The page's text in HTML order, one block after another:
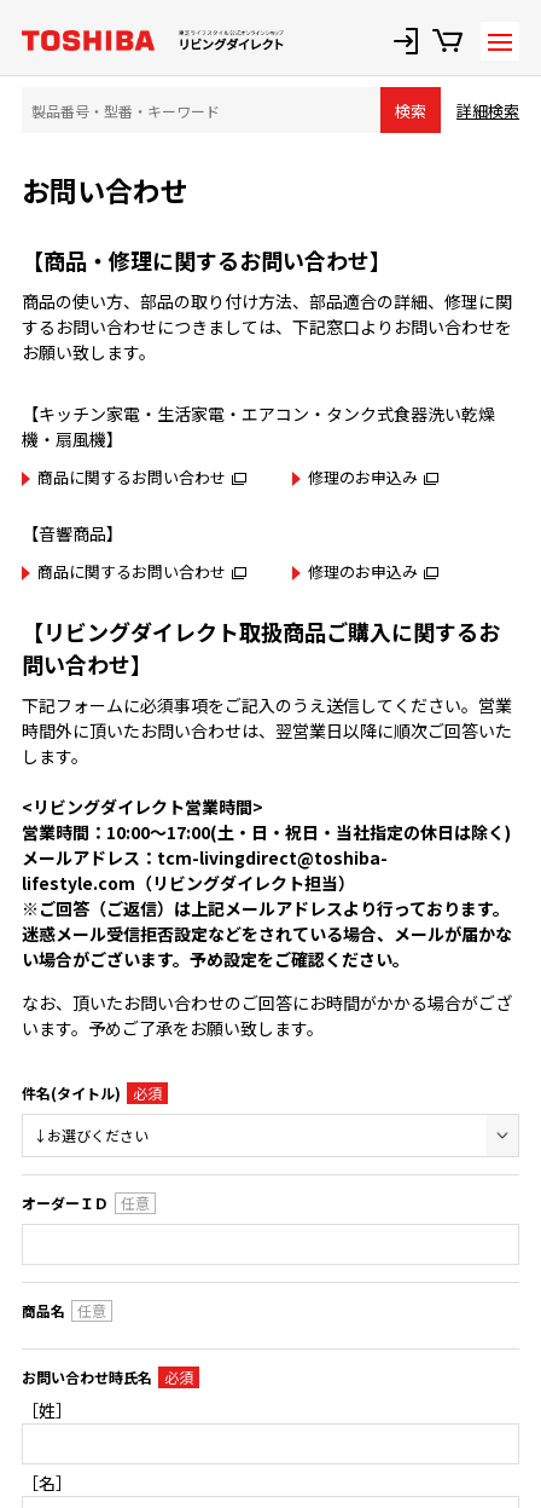
検索 詳細検索
お問い合わせ
【商品・修理に関するお問い合わせ】
商品の使い方、部品の取り付け方法、部品適合の詳細、修理に関
するお問い合わせにつきましては、下記窓口よりお問い合わせを
お願い致します。
【キッチン家電・生活家電・エアコン・タンク式食器洗い乾燥
機・扇風機】
商品に関するお問い合わせ 修理のお申込み
【音響商品】
商品に関するお問い合わせ 修理のお申込み
【リビングダイレクト取扱商品ご購入に関するお
問い合わせ】
下記フォームに必須事項をご記入のうえ送信してください。営業
時間外に頂いたお問い合わせは、翌営業日以降に順次ご回答いた
します。
<リビングダイレクト営業時間>
営業時間：10:00～17:00(土・日・祝日・当社指定の休日は除く)
メールアドレス：tcm-livingdirect@toshiba-
lifestyle.com（リビングダイレクト担当）
※ご回答（ご返信）は上記メールアドレスより行っております。
迷惑メール受信拒否設定などをされている場合、メールが届かな
い場合がございます。予め設定をご確認ください。
なお、頂いたお問い合わせのご回答にお時間がかかる場合がござ
います。予めご了承をお願い致します。
件名(タイトル)
オーダーＩＤ
商品名
お問い合わせ時氏名
［姓］
［名］